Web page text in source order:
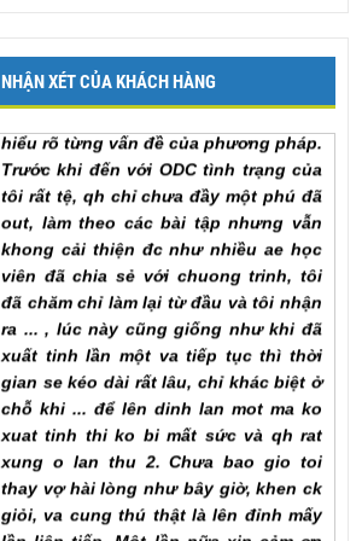
NHẬN XÉT CỦA KHÁCH HÀNG
hướng dẫn của hlv cần hơn hết là sự
chia sẻ của ae học viên với nhau để
Trước khi đến với ODC tình trạng của
tôi rất tệ, qh chỉ chưa đầy một phú đã
out, làm theo các bài tập nhưng vẫn
khong cải thiện đc như nhiều ae học
viên đã chia sẻ với chuong trinh, tôi
đã chăm chỉ làm lại từ đầu và tôi nhận
ra ... , lúc này cũng giống như khi đã
xuất tinh lần một va tiếp tục thì thời
gian se kéo dài rất lâu, chỉ khác biệt ở
chỗ khi ... để lên dinh lan mot ma ko
xuat tinh thi ko bi mất sức và qh rat
xung o lan thu 2. Chưa bao gio toi
thay vợ hài lòng như bây giờ, khen ck
giỏi, va cung thú thật là lên đỉnh mấy
lần liên tiếp. Một lần nữa xin cảm ơn